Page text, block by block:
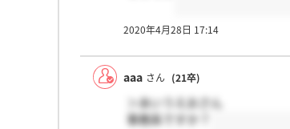
2020年4月28日 17:14
aaa さん (21卒)
＞あいうえおさん
事務系ですか？